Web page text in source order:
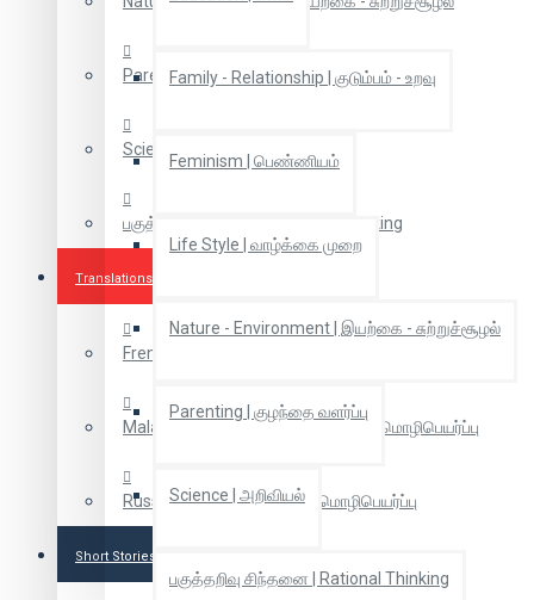
Family - Relationship | குடும்பம் - உறவு
Feminism | பெண்ணியம்
Life Style | வாழ்க்கை முறை
Nature - Environment | இயற்கை - சுற்றுச்சூழல்
Parenting | குழந்தை வளர்ப்பு
Science | அறிவியல்
பகுத்தறிவு சிந்தனை | Rational Thinking
Parenting | குழந்தை வளர்ப்பு
Science | அறிவியல்
பகுத்தறிவு சிந்தனை | Rational Thinking
Translations
French Translations | பிரஞ்சு மொழிபெயர்ப்புகள்
Malaiyalam Translation | மலையாள மொழிபெயர்ப்பு
Russian Translation | ரஷ்ய மொழிபெயர்ப்பு
Short Stories